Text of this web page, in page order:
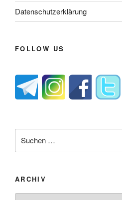
Datenschutzerklärung
FOLLOW US
nach:
ARCHIV